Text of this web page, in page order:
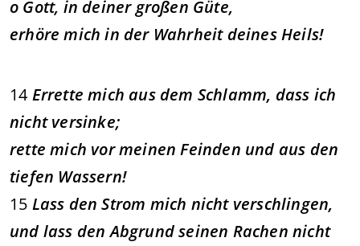
o Gott, in deiner großen Güte,
erhöre mich in der Wahrheit deines Heils!
14 Errette mich aus dem Schlamm, dass ich
nicht versinke;
rette mich vor meinen Feinden und aus den
tiefen Wassern!
15 Lass den Strom mich nicht verschlingen,
und lass den Abgrund seinen Rachen nicht